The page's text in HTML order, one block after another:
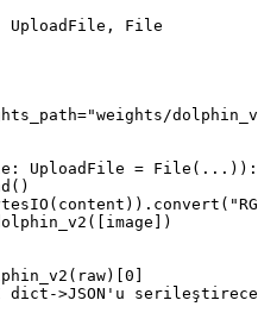
UploadFile, File
UploadFile = File(...)):